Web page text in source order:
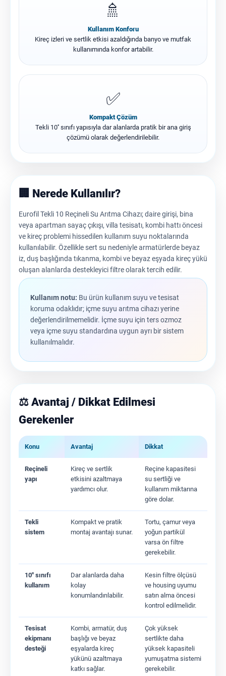
🚿
Kullanım Konforu
Kireç izleri ve sertlik etkisi azaldığında banyo ve mutfak
kullanımında konfor artabilir.
✅
Kompakt Çözüm
Tekli 10'' sınıfı yapısıyla dar alanlarda pratik bir ana giriş
çözümü olarak değerlendirilebilir.
🏢 Nerede Kullanılır?
Eurofil Tekli 10 Reçineli Su Arıtma Cihazı; daire girişi, bina
veya apartman sayaç çıkışı, villa tesisatı, kombi hattı öncesi
ve kireç problemi hissedilen kullanım suyu noktalarında
kullanılabilir. Özellikle sert su nedeniyle armatürlerde beyaz
iz, duş başlığında tıkanma, kombi ve beyaz eşyada kireç yükü
oluşan alanlarda destekleyici filtre olarak tercih edilir.
Kullanım notu: Bu ürün kullanım suyu ve tesisat
koruma odaklıdır; içme suyu arıtma cihazı yerine
değerlendirilmemelidir. İçme suyu için ters ozmoz
veya içme suyu standardına uygun ayrı bir sistem
kullanılmalıdır.
⚖️ Avantaj / Dikkat Edilmesi
Gerekenler
Konu Avantaj Dikkat
Reçineli
yapı
Kireç ve sertlik
etkisini azaltmaya
yardımcı olur.
Reçine kapasitesi
su sertliği ve
kullanım miktarına
göre dolar.
Tekli
sistem
Kompakt ve pratik
montaj avantajı sunar.
Tortu, çamur veya
yoğun partikül
varsa ön filtre
gerekebilir.
10'' sınıfı
kullanım
Dar alanlarda daha
kolay
konumlandırılabilir.
Kesin filtre ölçüsü
ve housing uyumu
satın alma öncesi
kontrol edilmelidir.
Tesisat
ekipmanı
desteği
Kombi, armatür, duş
başlığı ve beyaz
eşyalarda kireç
yükünü azaltmaya
katkı sağlar.
Çok yüksek
sertlikte daha
yüksek kapasiteli
yumuşatma sistemi
gerekebilir.